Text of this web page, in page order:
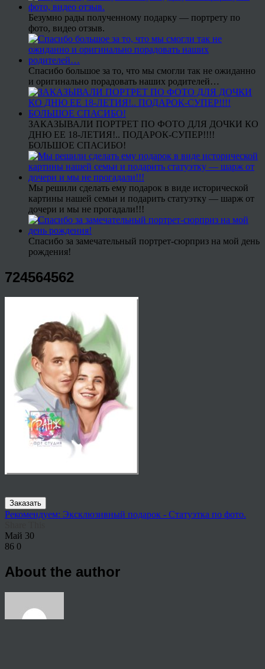
Безумно рады полученному подарку — портрету по
фото, видео отзыв.
Спасибо большое за то, что мы смогли так не ожиданно
и оригинально порадовать наших родителей…
ЗАКАЗЫВАЛИ ПОРТРЕТ ПО ФОТО ДЛЯ ДОЧКИ КО
ДНЮ ЕЕ 18-ЛЕТИЯ!.. ПОДАРОК-СУПЕР!!!!
БОЛЬШОЕ СПАСИБО!
Мы решили сделать ему подарок в виде исторической
картины нашей семьи и подарить статуэтку — шарж от
дочери и мы не прогадали!!!
Спасибо за замечательный портрет-сюрприз на мой день
рождения!
724564562
Заказать
Рекомендуем: Эксклюзивный подарок - Статуэтка по фото.
Май 30
86 0
About the author